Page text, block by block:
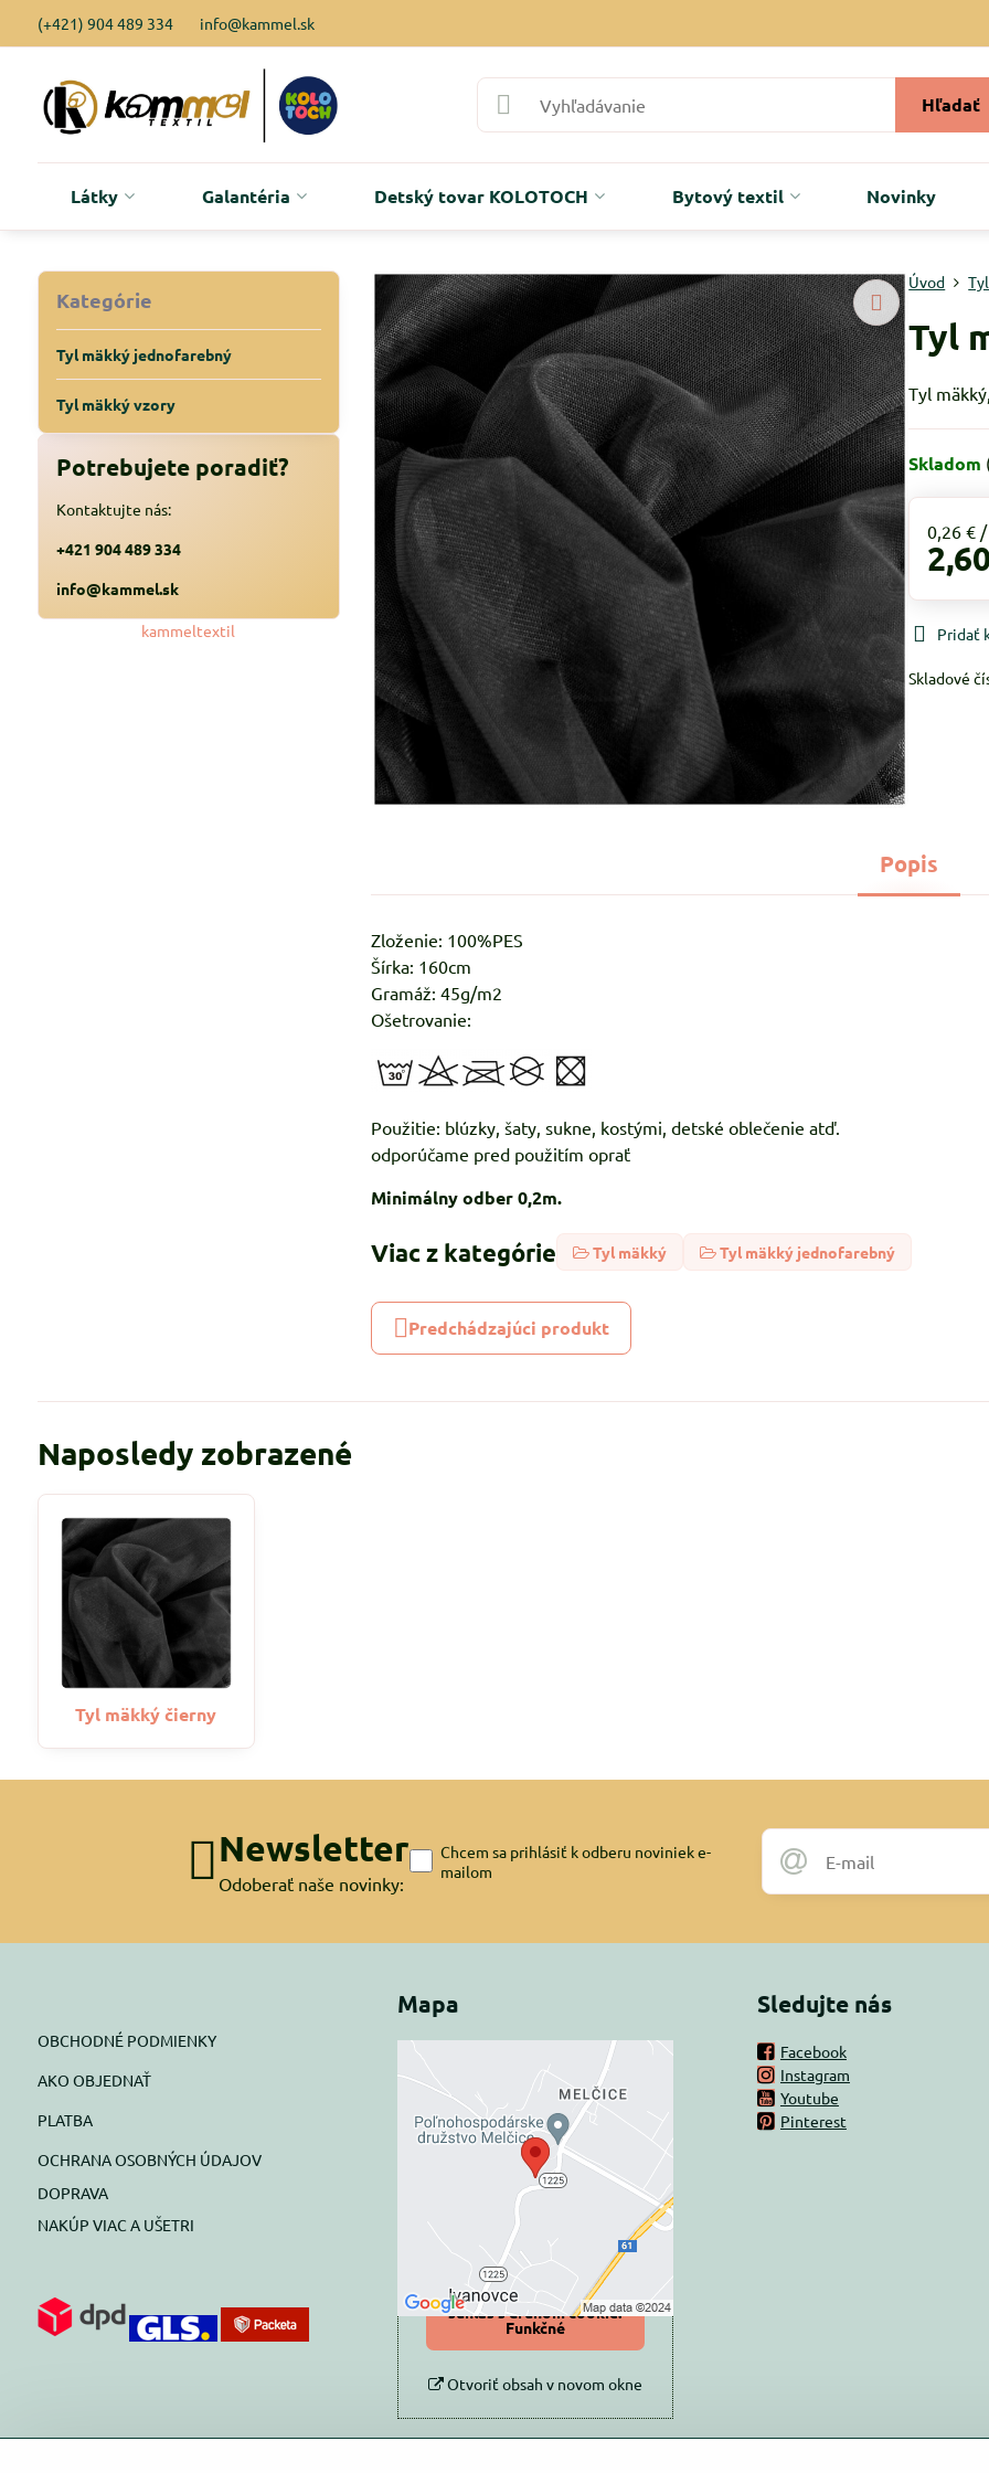
(+421) 904 489 334 info@kammel.sk
Hľadať
Látky Galantéria Detský tovar KOLOTOCH Bytový textil Novinky
Úvod
Tyl
Tyl
Skladom
0,26 €
Pridať
Skladové
Popis
Zloženie: 100%PES
Šírka: 160cm
Gramáž: 45g/m2
Ošetrovanie:
Použitie: blúzky, šaty, sukne, kostými,
odporúčame pred použitím oprať
Minimálny odber 0,2m.
Viac z kategórie Tyl mäkký Tyl mäkký jednofarebný
Predchádzajúci produkt
Kategórie
Tyl mäkký jednofarebný
Tyl mäkký vzory
Potrebujete poradiť?
Kontaktujte nás:
+421 904 489 334
info@kammel.sk
kammeltextil
Naposledy zobrazené
Tyl mäkký čierny
Newsletter
Odoberať naše novinky:
Chcem sa prihlásiť k odberu noviniek e-
mailom
OBCHODNÉ PODMIENKY
AKO OBJEDNAŤ
PLATBA
OCHRANA OSOBNÝCH ÚDAJOV
DOPRAVA
NAKÚP VIAC A UŠETRI
Mapa
Externý obsah je
blokovaný Voľbami
súkromia
Prajete si načítať externý obsah?
Povoliť tentokrát
Povoliť a zapamätať -
súhlas s druhom cookie:
Funkčné
Otvoriť obsah v novom okne
Sledujte nás
Facebook
Instagram
Youtube
Pinterest